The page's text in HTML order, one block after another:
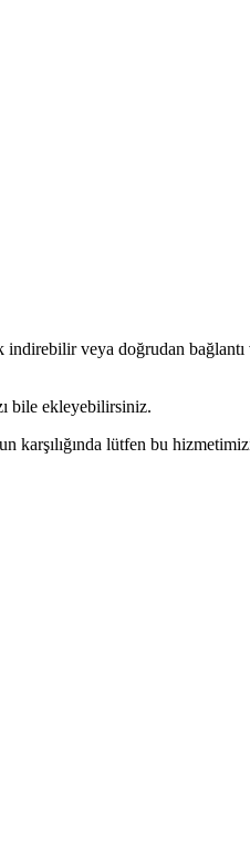
veya doğrudan
bile ekleyebilirsiniz.
lütfen bu